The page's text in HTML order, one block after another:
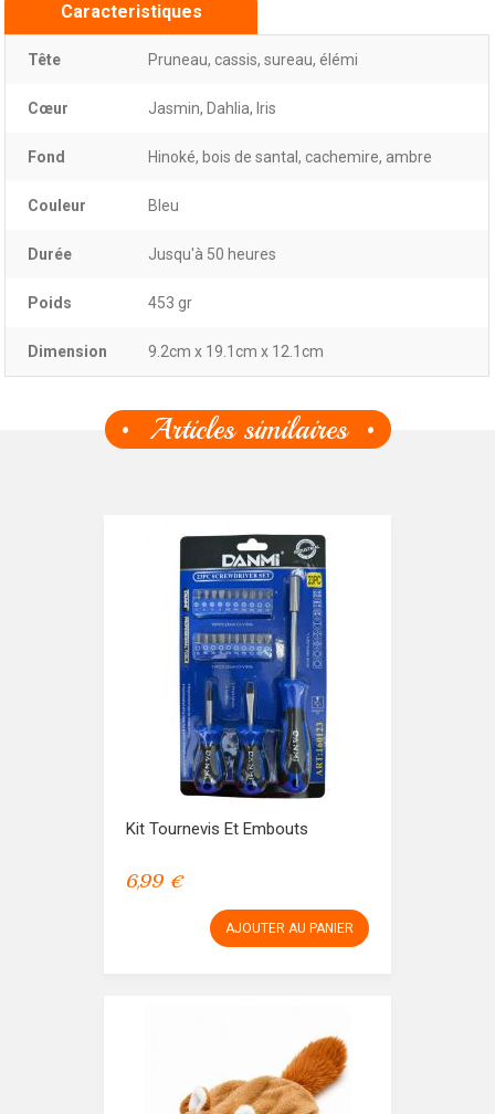
Caracteristiques
Tête Pruneau, cassis, sureau, élémi
Cœur Jasmin, Dahlia, Iris
Fond Hinoké, bois de santal, cachemire, ambre
Couleur Bleu
Durée Jusqu'à 50 heures
Poids 453 gr
Dimension 9.2cm x 19.1cm x 12.1cm
Articles similaires
Kit Tournevis Et Embouts
6,99 €
AJOUTER AU PANIER